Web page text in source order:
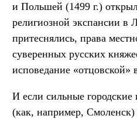
и Польшей (1499 г.)
религиозной экспансии в
притеснялись, права
суверенных русских
исповедание «отцовской»
И если сильные
(как, например, Смоленск)